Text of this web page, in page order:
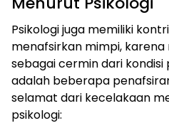
Psikologi juga memiliki
menafsirkan mimpi,
sebagai cermin dari kondisi
adalah beberapa
selamat dari kecelakaan
psikologi: